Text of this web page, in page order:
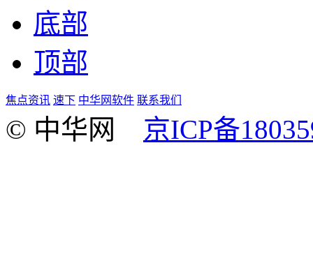
底部
顶部
焦点资讯 速下 中华网软件 联系我们
© 中华网 京ICP备